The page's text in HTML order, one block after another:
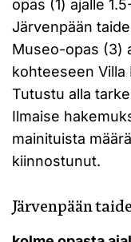
opas (1) ajalle
Järvenpään
Museo-opas (3)
kohteeseen Villa
Tutustu alla
Ilmaise
mainituista
kiinnostunut.
Järvenpään